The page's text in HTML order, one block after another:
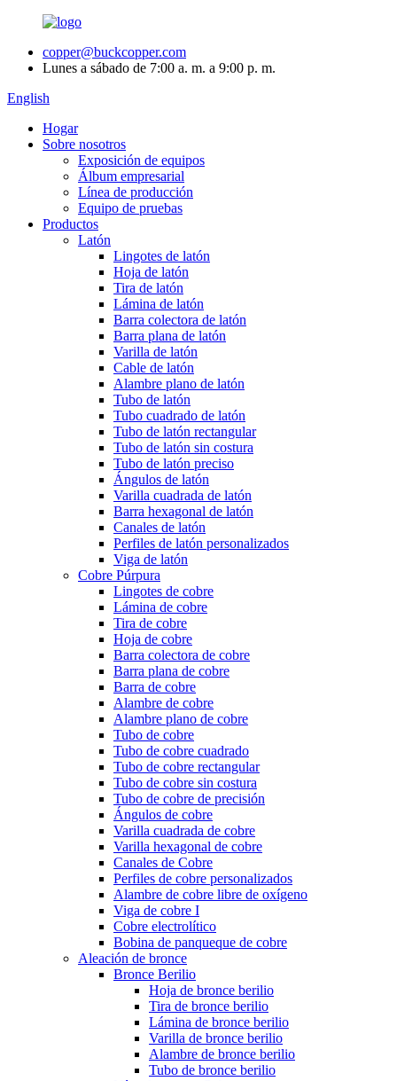
copper@buckcopper.com
Lunes a sábado de 7:00 a. m. a 9:00 p. m.
English
Hogar
Sobre nosotros
Exposición de equipos
Álbum empresarial
Línea de producción
Equipo de pruebas
Productos
Latón
Lingotes de latón
Hoja de latón
Tira de latón
Lámina de latón
Barra colectora de latón
Barra plana de latón
Varilla de latón
Cable de latón
Alambre plano de latón
Tubo de latón
Tubo cuadrado de latón
Tubo de latón rectangular
Tubo de latón sin costura
Tubo de latón preciso
Ángulos de latón
Varilla cuadrada de latón
Barra hexagonal de latón
Canales de latón
Perfiles de latón personalizados
Viga de latón
Cobre Púrpura
Lingotes de cobre
Lámina de cobre
Tira de cobre
Hoja de cobre
Barra colectora de cobre
Barra plana de cobre
Barra de cobre
Alambre de cobre
Alambre plano de cobre
Tubo de cobre
Tubo de cobre cuadrado
Tubo de cobre rectangular
Tubo de cobre sin costura
Tubo de cobre de precisión
Ángulos de cobre
Varilla cuadrada de cobre
Varilla hexagonal de cobre
Canales de Cobre
Perfiles de cobre personalizados
Alambre de cobre libre de oxígeno
Viga de cobre I
Cobre electrolítico
Bobina de panqueque de cobre
Aleación de bronce
Bronce Berilio
Hoja de bronce berilio
Tira de bronce berilio
Lámina de bronce berilio
Varilla de bronce berilio
Alambre de bronce berilio
Tubo de bronce berilio